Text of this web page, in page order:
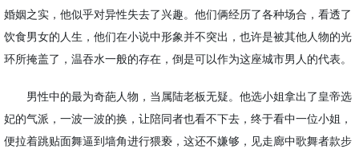
婚姻之实，他似乎对异性失去了兴趣。他们俩经历了各种场合，看透了
饮食男女的人生，他们在小说中形象并不突出，也许是被其他人物的光
环所掩盖了，温吞水一般的存在，倒是可以作为这座城市男人的代表。
男性中的最为奇葩人物，当属陆老板无疑。他选小姐拿出了皇帝选
妃的气派，一波一波的换，让陪同者也看不下去，终于看中一位小姐，
便拉着跳贴面舞逼到墙角进行猥亵，这还不嫌够，见走廊中歌舞者款步